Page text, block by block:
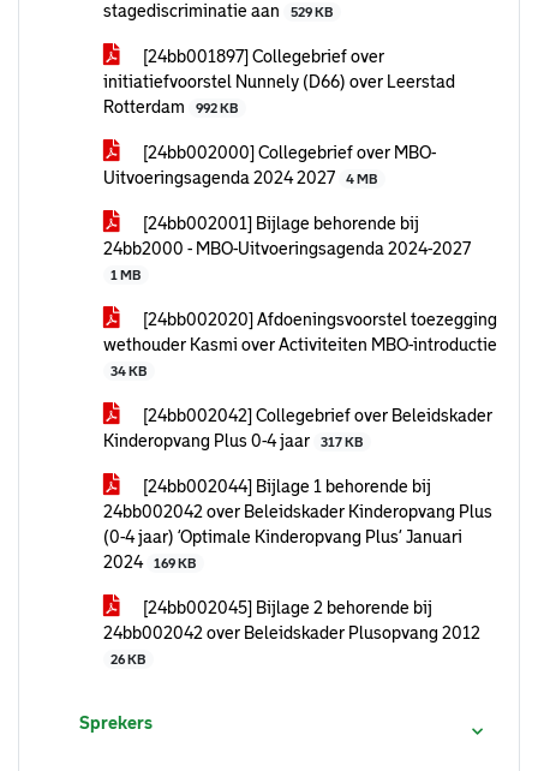
stagediscriminatie aan
529 KB
[24bb001897] Collegebrief over
initiatiefvoorstel Nunnely (D66) over Leerstad
Rotterdam
992 KB
[24bb002000] Collegebrief over MBO-
Uitvoeringsagenda 2024­ 2027
4 MB
[24bb002001] Bijlage behorende bij
24bb2000 - MBO-Uitvoeringsagenda 2024-2027
1 MB
[24bb002020] Afdoeningsvoorstel toezegging
wethouder Kasmi over Activiteiten MBO-introductie
34 KB
[24bb002042] Collegebrief over Beleidskader
Kinderopvang Plus 0-4 jaar
317 KB
[24bb002044] Bijlage 1 behorende bij
24bb002042 over Beleidskader Kinderopvang Plus
(0-4 jaar) ‘Optimale Kinderopvang Plus’ Januari
2024
169 KB
[24bb002045] Bijlage 2 behorende bij
24bb002042 over Beleidskader Plusopvang 2012
26 KB
Sprekers